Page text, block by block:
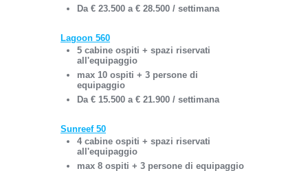
Da € 23.500 a € 28.500 / settimana
Lagoon 560
5 cabine ospiti + spazi riservati
all'equipaggio
max 10 ospiti + 3 persone di
equipaggio
Da € 15.500 a € 21.900 / settimana
Sunreef 50
4 cabine ospiti + spazi riservati
all'equipaggio
max 8 ospiti + 3 persone di equipaggio